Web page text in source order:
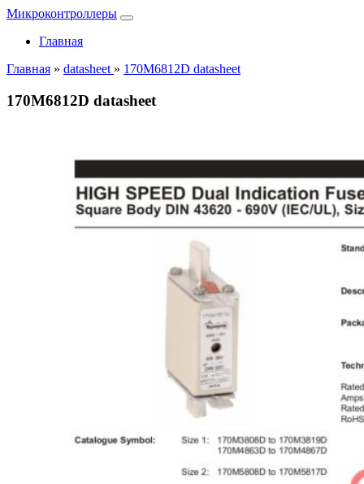
Микроконтроллеры
Главная
Главная » datasheet » 170M6812D datasheet
170M6812D datasheet